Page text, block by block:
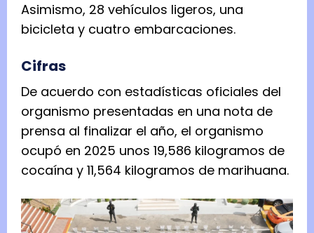
Asimismo, 28 vehículos ligeros, una
bicicleta y cuatro embarcaciones.
Cifras
De acuerdo con estadísticas oficiales del
organismo presentadas en una nota de
prensa al finalizar el año, el organismo
ocupó en 2025 unos 19,586 kilogramos de
cocaína y 11,564 kilogramos de marihuana.